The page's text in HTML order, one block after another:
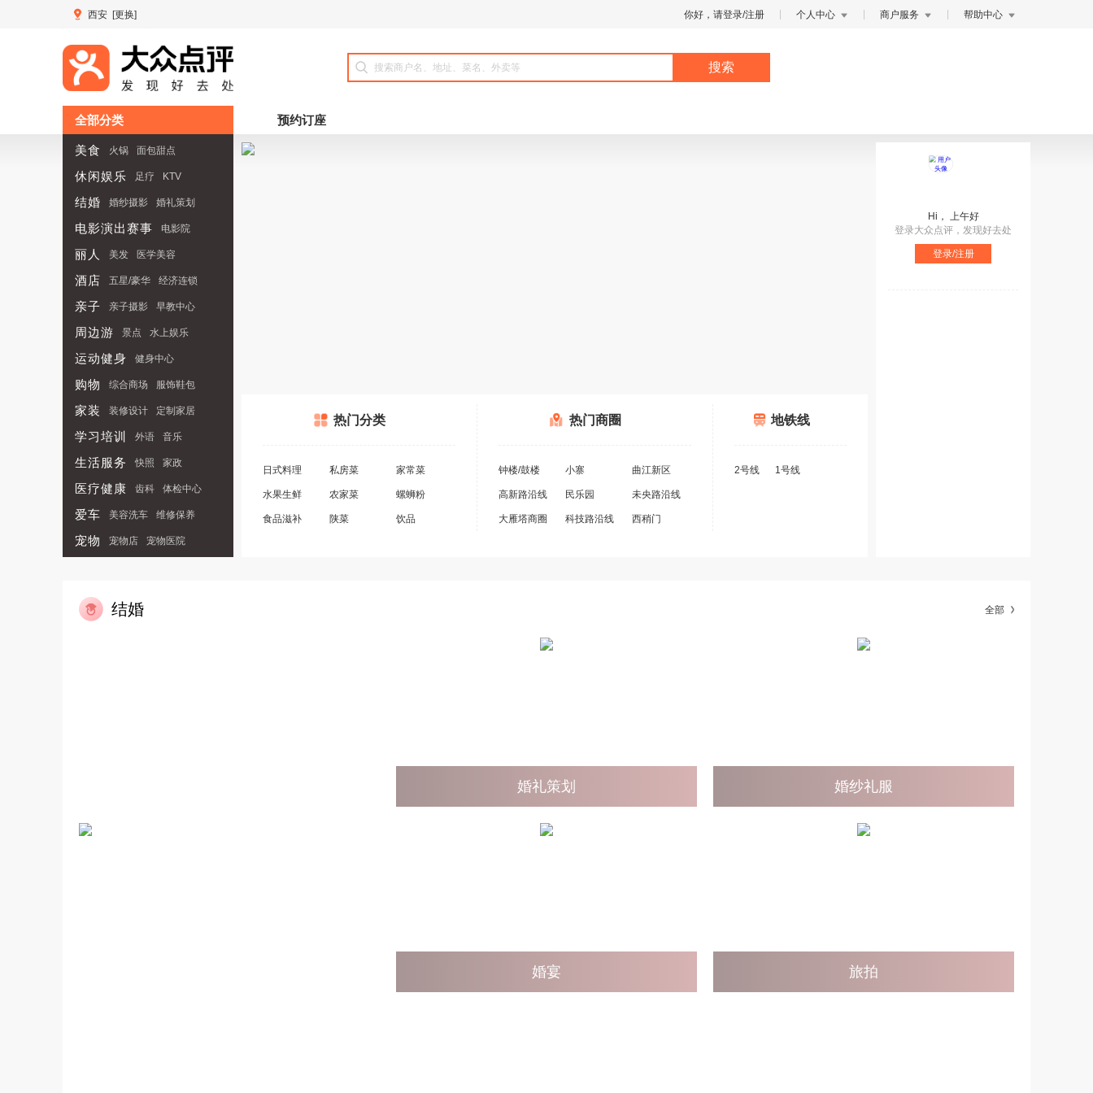
西安 [更换] 你好，请登录/注册 个人中心 商户服务 帮助中心
搜索
全部分类 预约订座
美食 火锅 面包甜点
休闲娱乐 足疗 KTV
结婚 婚纱摄影 婚礼策划
电影演出赛事 电影院
演出场馆
丽人 美发 医学美容
酒店 五星/豪华 经济连锁
亲子 亲子摄影 早教中心
周边游 景点 水上娱乐
周边游 景点 水上娱乐
展馆展览 动植物园 温泉
运动健身 健身中心
购物 综合商场 服饰鞋包
运动户外
家装 装修设计 定制家居
学习培训 外语 音乐
生活服务 快照 家政
医疗健康 齿科 体检中心
爱车 美容洗车 维修保养
宠物 宠物店 宠物医院
热门分类
日式料理 私房菜 家常菜
水果生鲜 农家菜 螺蛳粉
食品滋补 陕菜 饮品
热门商圈
钟楼/鼓楼 小寨 曲江新区
高新路沿线 民乐园 未央路沿线
大雁塔商圈 科技路沿线 西稍门
地铁线
2号线 1号线
Hi， 上午好
登录大众点评，发现好去处
登录/注册
结婚 全部
婚礼策划
婚宴
婚纱礼服
旅拍